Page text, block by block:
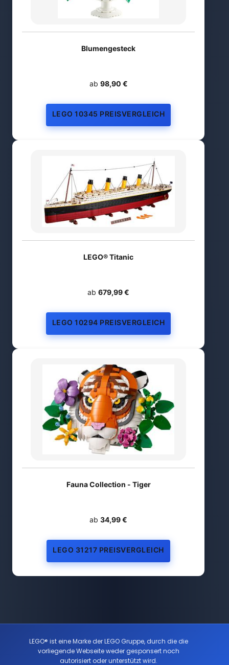
Blumengesteck
ab 98,90 €
LEGO 10345 PREISVERGLEICH
LEGO® Titanic
ab 679,99 €
LEGO 10294 PREISVERGLEICH
Fauna Collection - Tiger
ab 34,99 €
LEGO 31217 PREISVERGLEICH
LEGO® ist eine Marke der LEGO Gruppe, durch die die
vorliegende Webseite weder gesponsert noch
autorisiert oder unterstützt wird.